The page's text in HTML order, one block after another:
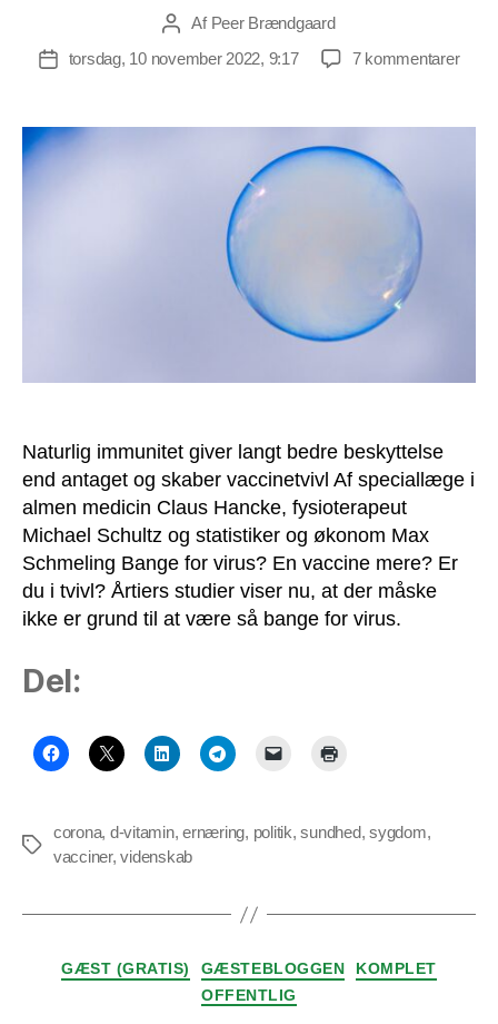
Indlægsforfatter
Af Peer Brændgaard
Indlægsdato
torsdag, 10 november 2022, 9:17 7 kommentarertil
er
Naturlig immunitet giver langt bedre beskyttelse
end antaget og skaber vaccinetvivl Af speciallæge i
almen medicin Claus Hancke, fysioterapeut
Michael Schultz og statistiker og økonom Max
Schmeling Bange for virus? En vaccine mere? Er
du i tvivl? Årtiers studier viser nu, at der måske
ikke er grund til at være så bange for virus.
Del:
Tags
corona, d-vitamin,ernæring, politik,sundhed,sygdom,
vacciner,videnskab
Kategorier
GÆST (GRATIS) GÆSTEBLOGGEN
KOMPLET
OFFENTLIG